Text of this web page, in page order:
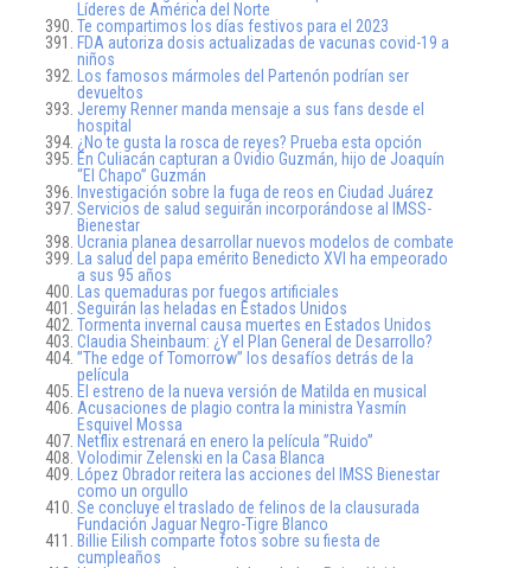
Líderes de América del Norte
Te compartimos los días festivos para el 2023
FDA autoriza dosis actualizadas de vacunas covid-19 a
niños
Los famosos mármoles del Partenón podrían ser
devueltos
Jeremy Renner manda mensaje a sus fans desde el
hospital
¿No te gusta la rosca de reyes? Prueba esta opción
En Culiacán capturan a Ovidio Guzmán, hijo de Joaquín
“El Chapo” Guzmán
Investigación sobre la fuga de reos en Ciudad Juárez
Servicios de salud seguirán incorporándose al IMSS-
Bienestar
Ucrania planea desarrollar nuevos modelos de combate
La salud del papa emérito Benedicto XVI ha empeorado
a sus 95 años
Las quemaduras por fuegos artificiales
Seguirán las heladas en Estados Unidos
Tormenta invernal causa muertes en Estados Unidos
Claudia Sheinbaum: ¿Y el Plan General de Desarrollo?
”The edge of Tomorrow” los desafíos detrás de la
película
El estreno de la nueva versión de Matilda en musical
Acusaciones de plagio contra la ministra Yasmín
Esquivel Mossa
Netflix estrenará en enero la película ”Ruido”
Volodimir Zelenski en la Casa Blanca
López Obrador reitera las acciones del IMSS Bienestar
como un orgullo
Se concluye el traslado de felinos de la clausurada
Fundación Jaguar Negro-Tigre Blanco
Billie Eilish comparte fotos sobre su fiesta de
cumpleaños